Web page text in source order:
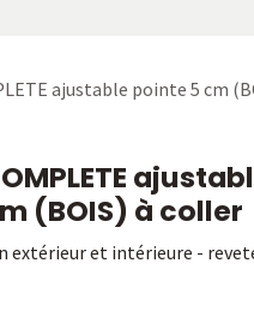
ajustable pointe 5 cm
(BOIS) à coller
extérieur et intérieure -